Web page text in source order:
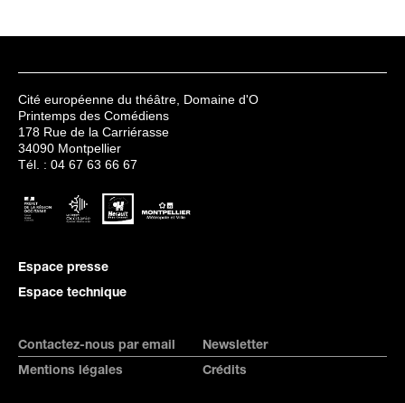
Cité européenne du théâtre, Domaine d'O
Printemps des Comédiens
178 Rue de la Carriérasse
34090 Montpellier
Tél. : 04 67 63 66 67
Espace presse
Espace technique
Contactez-nous par email
Newsletter
Mentions légales
Crédits